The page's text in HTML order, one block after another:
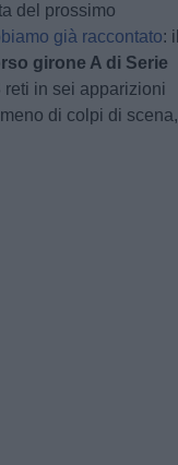
del prossimo
già raccontato: il
girone A di Serie
reti in sei apparizioni
di colpi di scena,